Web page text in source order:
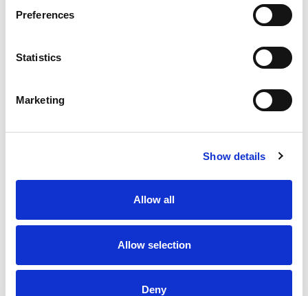
Preferences
Statistics
Marketing
Show details
Allow all
Allow selection
Deny